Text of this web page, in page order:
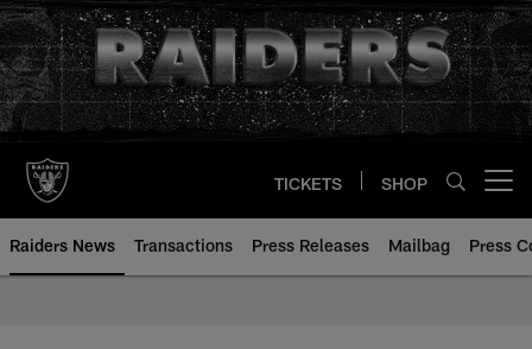
Skip
to
main
content
TICKETS SHOP
Raiders News Transactions Press Releases Mailbag Press